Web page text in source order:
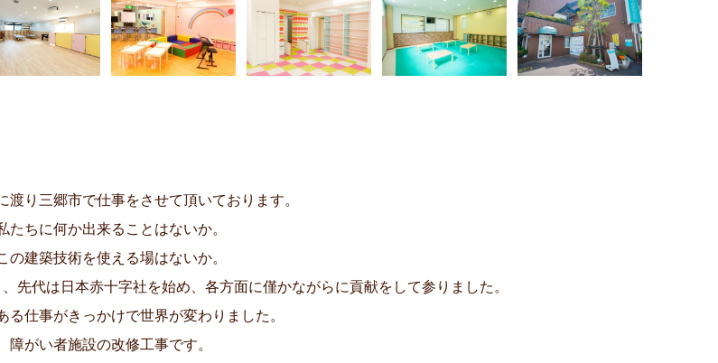
渡り三郷市で仕事をさせて頂いております。
たちに何か出来ることはないか。
の建築技術を使える場はないか。
先代は日本赤十字社を始め、 各方面に僅かながらに貢献をして参りました。
る仕事がきっかけで世界が変わりました。
障がい者施設の改修工事です。